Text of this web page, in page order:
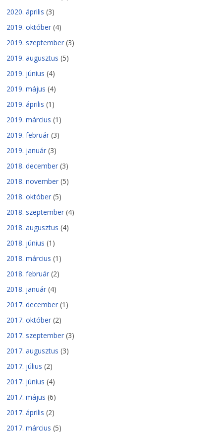
2020. április (3)
2019. október (4)
2019. szeptember (3)
2019. augusztus (5)
2019. június (4)
2019. május (4)
2019. április (1)
2019. március (1)
2019. február (3)
2019. január (3)
2018. december (3)
2018. november (5)
2018. október (5)
2018. szeptember (4)
2018. augusztus (4)
2018. június (1)
2018. március (1)
2018. február (2)
2018. január (4)
2017. december (1)
2017. október (2)
2017. szeptember (3)
2017. augusztus (3)
2017. július (2)
2017. június (4)
2017. május (6)
2017. április (2)
2017. március (5)